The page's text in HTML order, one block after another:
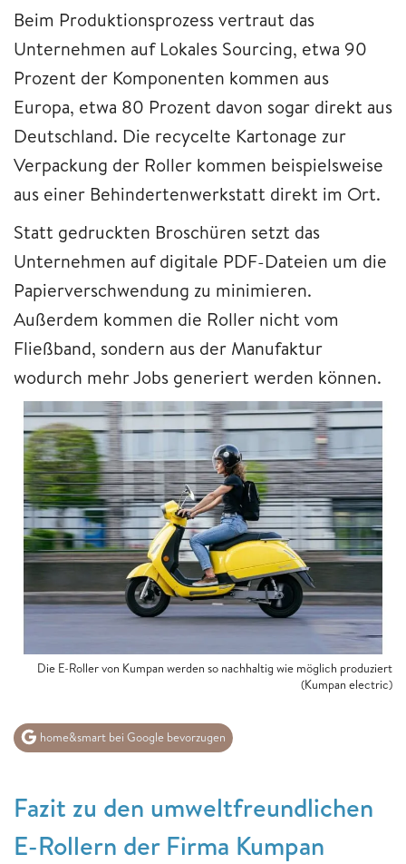
Beim Produktionsprozess vertraut das
Unternehmen auf Lokales Sourcing, etwa 90
Prozent der Komponenten kommen aus
Europa, etwa 80 Prozent davon sogar direkt aus
Deutschland. Die recycelte Kartonage zur
Verpackung der Roller kommen beispielsweise
aus einer Behindertenwerkstatt direkt im Ort.
Statt gedruckten Broschüren setzt das
Unternehmen auf digitale PDF-Dateien um die
Papierverschwendung zu minimieren.
Außerdem kommen die Roller nicht vom
Fließband, sondern aus der Manufaktur
wodurch mehr Jobs generiert werden können.
Die E-Roller von Kumpan werden so nachhaltig wie möglich produziert
(Kumpan electric)
home&smart bei Google bevorzugen
Fazit zu den umweltfreundlichen
E-Rollern der Firma Kumpan